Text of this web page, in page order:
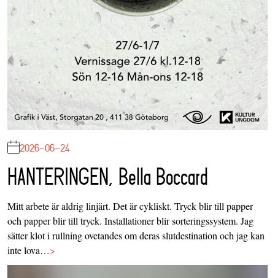
2026-06-24
HANTERINGEN, Bella Boccard
Mitt arbete är aldrig linjärt. Det är cykliskt. Tryck blir till papper
och papper blir till tryck. Installationer blir sorteringssystem. Jag
sätter klot i rullning ovetandes om deras slutdestination och jag kan
inte lova…>